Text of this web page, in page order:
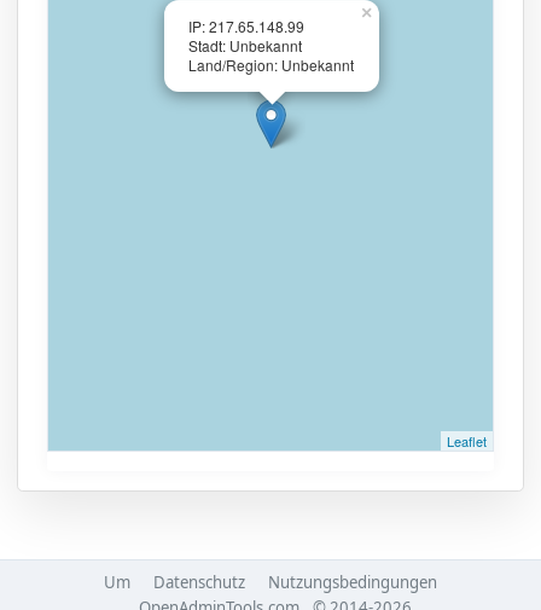
IP: 217.65.148.99
Stadt: Unbekannt
Land/Region: Unbekannt
×
Leaflet
Um Datenschutz
Nutzungsbedingungen